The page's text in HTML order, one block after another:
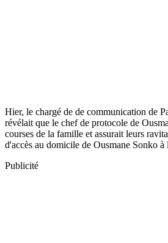
Hier, le chargé de de communication de
révélait que le chef de protocole de
courses de la famille et assurait leurs
d'accès au domicile de Ousmane Sonko
Publicité